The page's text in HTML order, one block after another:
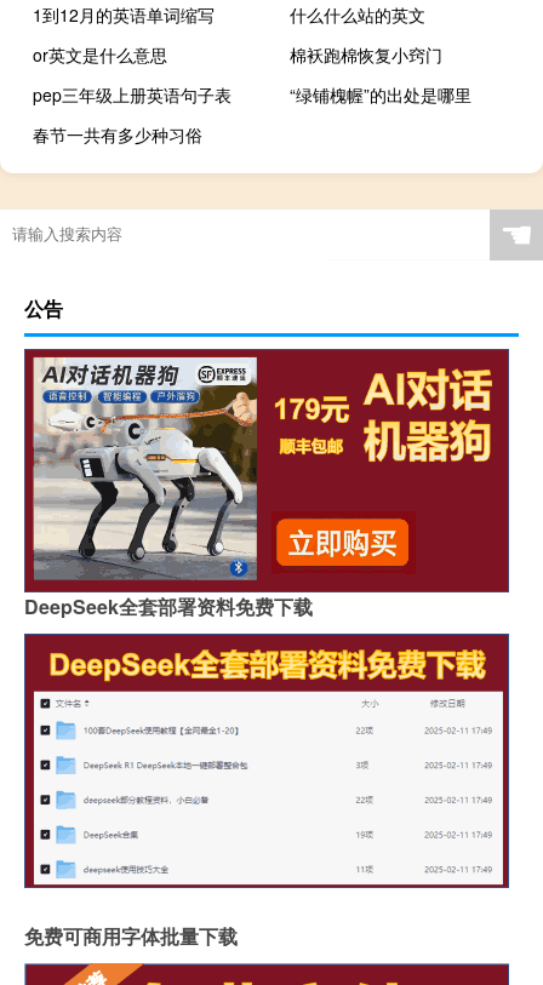
1到12月的英语单词缩写
什么什么站的英文
or英文是什么意思
棉袄跑棉恢复小窍门
pep三年级上册英语句子表
“绿铺槐幄”的出处是哪里
春节一共有多少种习俗
☚
公告
DeepSeek全套部署资料免费下载
免费可商用字体批量下载